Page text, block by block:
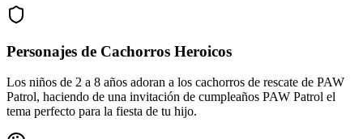
Personajes de Cachorros Heroicos
Los niños de 2 a 8 años adoran a los cachorros de rescate de PAW
Patrol, haciendo de una invitación de cumpleaños PAW Patrol el
tema perfecto para la fiesta de tu hijo.